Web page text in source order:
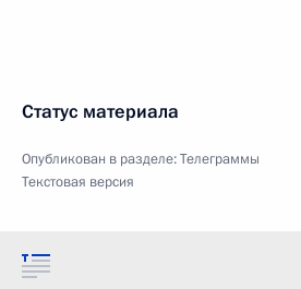
Статус материала
Опубликован в разделе:Телеграммы
Текстовая версия